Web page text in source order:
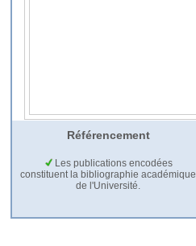
Référencement
Les publications encodées
constituent la bibliographie académique
de l'Université.